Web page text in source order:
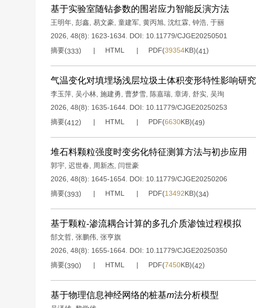
基于实验室随钻参数的围岩应力智能反演方法
王明年 彭鑫 易文豪 童建军 黄丙旭 沈红霖 钟浩 于丽
2026, 48(8): 1623-1634. DOI: 10.11779/CJGE20250501
摘要(333) HTML PDF(39354KB)(41)
气温变化对填埋场浅层垃圾土体积变形特性影响研究
李玉萍 吴小林 施建勇 曹梦雪 陈嘉瑞 章涛 舒实 吴珣
2026, 48(8): 1635-1644. DOI: 10.11779/CJGE20250253
摘要(412) HTML PDF(6630KB)(49)
堆石料颗粒强度时变劣化特征测算方法与初步应用
郭宇 迟世春 周新杰 闫世豪
2026, 48(8): 1645-1654. DOI: 10.11779/CJGE20250206
摘要(393) HTML PDF(13492KB)(34)
基于颗粒-渗流耦合计算的多孔介质渗蚀过程模拟
郜文哲 张鹏伟 张亨旗
2026, 48(8): 1655-1664. DOI: 10.11779/CJGE20250350
摘要(390) HTML PDF(7450KB)(42)
基于物理信息神经网络的桩基m法分析模型